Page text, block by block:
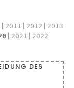
2011 2012
2013
2021
2022
DES